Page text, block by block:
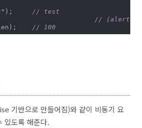
// test
// (alert 창
// 100
기반으로 만들어짐)와 같이 비동기 요
있도록 해준다.